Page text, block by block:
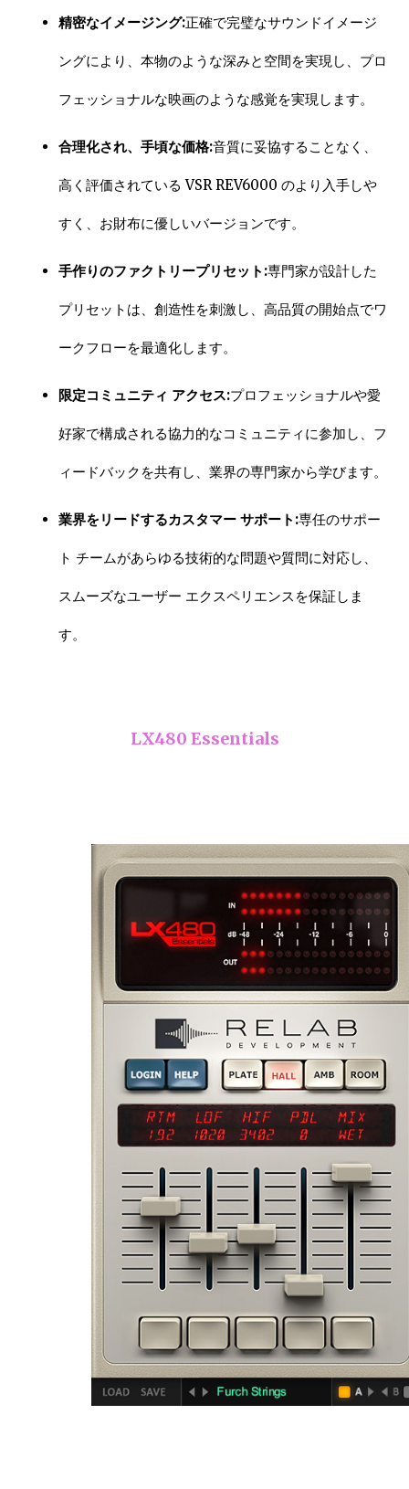
精密なイメージング:正確で完璧なサウンドイメージ
ングにより、本物のような深みと空間を実現し、プロ
フェッショナルな映画のような感覚を実現します。
合理化され、手頃な価格:音質に妥協することなく、
高く評価されている VSR REV6000 のより入手しや
すく、お財布に優しいバージョンです。
手作りのファクトリープリセット:専門家が設計した
プリセットは、創造性を刺激し、高品質の開始点でワ
ークフローを最適化します。
限定コミュニティ アクセス:プロフェッショナルや愛
好家で構成される協力的なコミュニティに参加し、フ
ィードバックを共有し、業界の専門家から学びます。
業界をリードするカスタマー サポート:専任のサポー
ト チームがあらゆる技術的な問題や質問に対応し、
スムーズなユーザー エクスペリエンスを保証しま
す。
LX480 Essentials